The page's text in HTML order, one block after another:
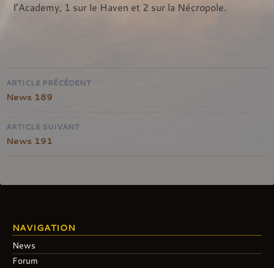
l’Academy, 1 sur le Haven et 2 sur la Nécropole.
Navigation
de
l'article
ARTICLE PRÉCÉDENT
News 189
ARTICLE SUIVANT
News 191
NAVIGATION
News
Forum